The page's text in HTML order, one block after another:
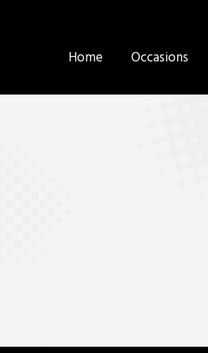
Home Occasions
Home Occasions